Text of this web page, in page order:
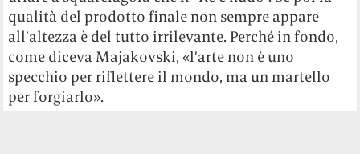
qualità del prodotto finale non sempre appare
all’altezza è del tutto irrilevante. Perché in fondo,
come diceva Majakovski, «l’arte non è uno
specchio per riflettere il mondo, ma un martello
per forgiarlo».